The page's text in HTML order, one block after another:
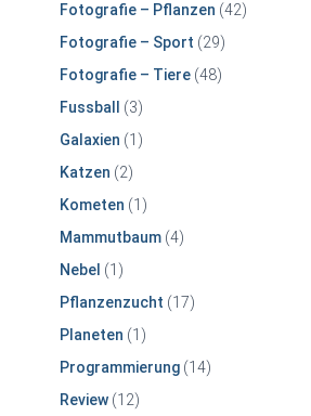
Fotografie – Pflanzen (42)
Fotografie – Sport (29)
Fotografie – Tiere (48)
Fussball
(3)
Galaxien (1)
Katzen (2)
Kometen (1)
Mammutbaum (4)
Nebel (1)
Pflanzenzucht (17)
Planeten (1)
Programmierung (14)
Review (12)